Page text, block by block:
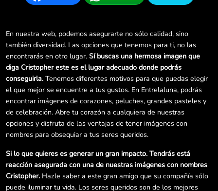
En nuestra web, podemos asegurarte no sólo calidad, sino
también diversidad. Las opciones que tenemos para ti, no las
encontrarás en otro lugar. Sí buscas una hermosa imagen que
diga Cristopher este es el lugar adecuado donde podrás
conseguirla. Tenemos diferentes motivos para que puedas elegir
el que mejor se encuentre a tus gustos. En Entrelaluna, podrás
encontrar imágenes de corazones, peluches, grandes pasteles y
de celebración. Abre tu corazón a cualquiera de nuestras
opciones y disfruta de las ventajas de tener imágenes con
nombres para obsequiar a tus seres queridos.
Si lo que quieres es generar un gran impacto. Tendrás está
reacción asegurada con una de nuestras imágenes con nombres
Cristopher. Hazle saber a este gran amigo que su compañía sólo
puede iluminar tu vida. Los seres queridos son de los mejores